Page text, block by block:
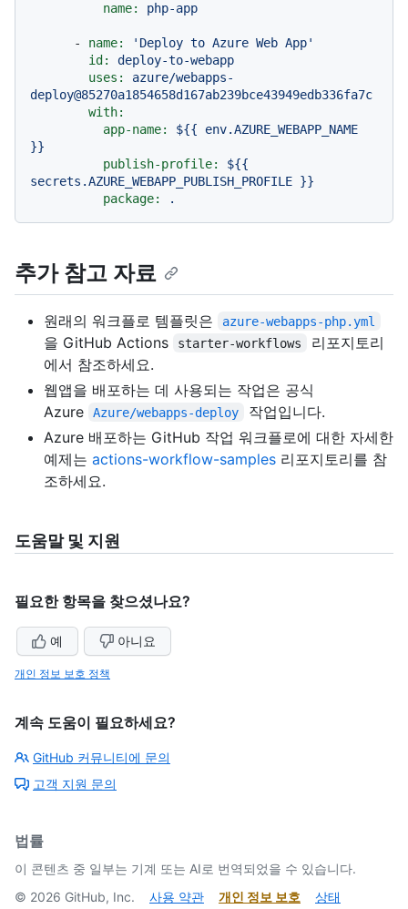
name:
php-app
- name:
'Deploy to Azure Web App'
id:
deploy-to-webapp
uses:
azure/webapps-
deploy@85270a1854658d167ab239bce43949edb336fa7c
with:
app-name:
${{
env.AZURE_WEBAPP_NAME
}}
publish-profile:
${{
secrets.AZURE_WEBAPP_PUBLISH_PROFILE }}
package:
.
추가 참고 자료
원래의 워크플로 템플릿은 azure-webapps-php.yml
을 GitHub Actions starter-workflows
리포지토리
에서 참조하세요.
웹앱을 배포하는 데 사용되는 작업은 공식
Azure
Azure/webapps-deploy
작업입니다.
Azure 배포하는 GitHub 작업 워크플로에 대한 자세한
예제는 actions-workflow-samples 리포지토리를 참
조하세요.
도움말 및 지원
필요한 항목을 찾으셨나요?
예 아니요
개인 정보 보호 정책
계속 도움이 필요하세요?
GitHub 커뮤니티에 문의
고객 지원 문의
법률
이 콘텐츠 중 일부는 기계 또는 AI로 번역되었을 수 있습니다.
© 2026 GitHub, Inc. 사용 약관 개인 정보 보호
상태